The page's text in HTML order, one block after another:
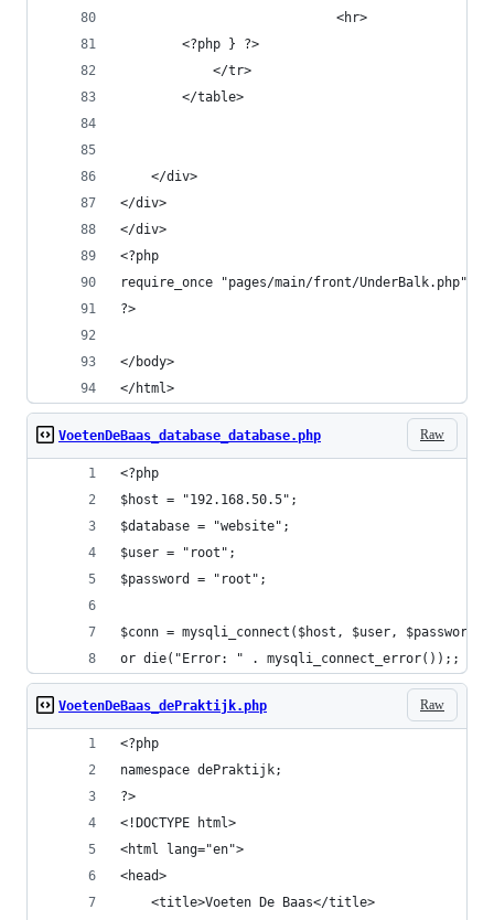
                            <hr>
        <?php } ?>
            </tr>
        </table>
    </div>
</div>
</div>
<?php
require_once "pages/main/front/UnderBalk.php";
?>
</body>
</html>
Raw
VoetenDeBaas_database_database.php
<?php
$host = "192.168.50.5";
$database = "website";
$user = "root";
$password = "root";
$conn = mysqli_connect($host, $user, $password,
or die("Error: " . mysqli_connect_error());;
Raw
VoetenDeBaas_dePraktijk.php
<?php
namespace dePraktijk;
?>
<!DOCTYPE html>
<html lang="en">
<head>
    <title>Voeten De Baas</title>